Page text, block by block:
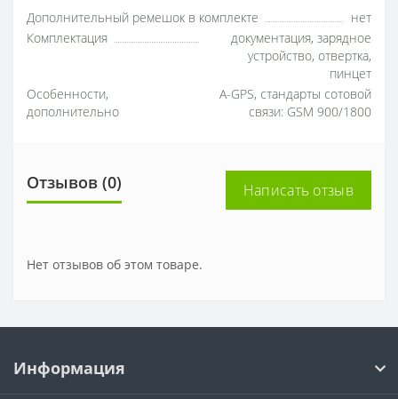
Дополнительный ремешок в комплекте
нет
Комплектация
документация, зарядное
устройство, отвертка,
пинцет
Особенности,
дополнительно
A-GPS, стандарты сотовой
связи: GSM 900/1800
Отзывов (0) Написать отзыв
Нет отзывов об этом товаре.
Информация